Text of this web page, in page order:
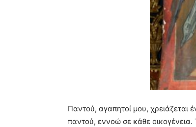
Παντού, αγαπητοί μου, χρειάζεται
παντού, εννοώ σε κάθε